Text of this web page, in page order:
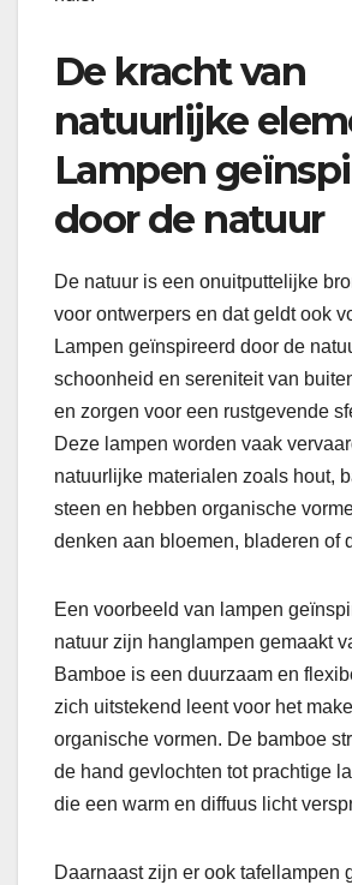
De kracht van
natuurlijke
Lampen
door de natuur
De natuur is een onuitputtelijke
voor ontwerpers en dat geldt ook
Lampen geïnspireerd door de
schoonheid en sereniteit van
en zorgen voor een rustgevende
Deze lampen worden vaak
natuurlijke materialen zoals hout,
steen en hebben organische
denken aan bloemen, bladeren of
Een voorbeeld van lampen
natuur zijn hanglampen gemaakt
Bamboe is een duurzaam en
zich uitstekend leent voor het
organische vormen. De bamboe
de hand gevlochten tot prachtige
die een warm en diffuus licht
Daarnaast zijn er ook tafellampen